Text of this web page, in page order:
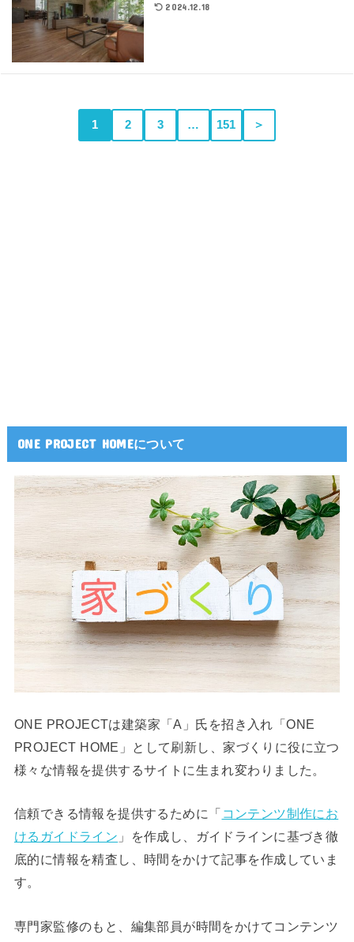
2024.12.18
1 2 3 … 151 ＞
ONE PROJECT HOMEについて
ONE PROJECTは建築家「A」氏を招き入れ「ONE
PROJECT HOME」として刷新し、家づくりに役に立つ
様々な情報を提供するサイトに生まれ変わりました。
信頼できる情報を提供するために「 コンテンツ制作にお
けるガイドライン 」を作成し、ガイドラインに基づき徹
底的に情報を精査し、時間をかけて記事を作成していま
す。
専門家監修のもと、編集部員が時間をかけてコンテンツ